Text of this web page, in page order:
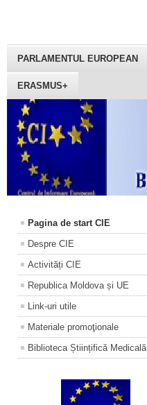
PARLAMENTUL EUROPEAN
ERASMUS+
Pagina de start CIE
Despre CIE
Activități CIE
Republica Moldova și UE
Link-uri utile
Materiale promoţionale
Biblioteca Științifică Medicală